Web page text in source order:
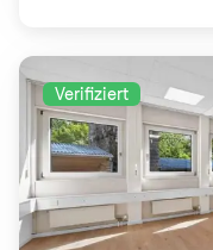
Verifiziert